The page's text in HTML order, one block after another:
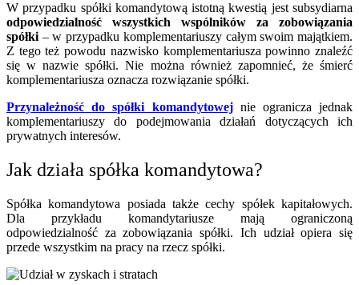
W przypadku spółki komandytową istotną kwestią jest subsydiarna
odpowiedzialność wszystkich wspólników za zobowiązania
spółki – w przypadku komplementariuszy całym swoim majątkiem.
Z tego też powodu nazwisko komplementariusza powinno znaleźć
się w nazwie spółki. Nie można również zapomnieć, że śmierć
komplementariusza oznacza rozwiązanie spółki.
Przynależność do spółki komandytowejnie ogranicza jednak
komplementariuszy do podejmowania działań dotyczących ich
prywatnych interesów.
Jak działa spółka komandytowa?
Spółka komandytowa posiada także cechy spółek kapitałowych.
Dla przykładu komandytariusze mają ograniczoną
odpowiedzialność za zobowiązania spółki. Ich udział opiera się
przede wszystkim na pracy na rzecz spółki.